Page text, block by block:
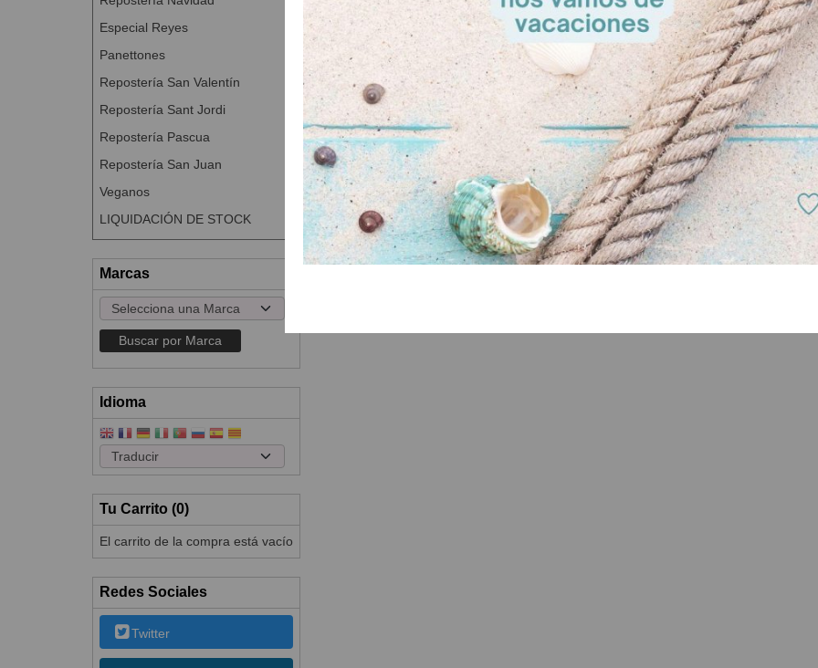
Especial Reyes
Panettones
Repostería San Valentín
Repostería Sant Jordi
Repostería Pascua
Repostería San Juan
Veganos
LIQUIDACIÓN DE STOCK
Marcas
Idioma
Tu Carrito (0)
El carrito de la compra está vacío
Redes Sociales
Twitter